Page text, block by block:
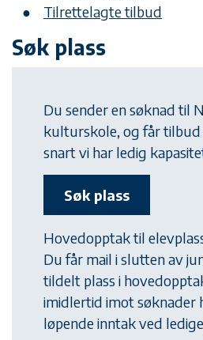
Tilrettelagte tilbud
Søk plass
Du sender en søknad til
kulturskole, og får tilbud
snart vi har ledig
Søk plass
Hovedopptak til
Du får mail i slutten av
tildelt plass i
imidlertid imot søknader
løpende inntak ved